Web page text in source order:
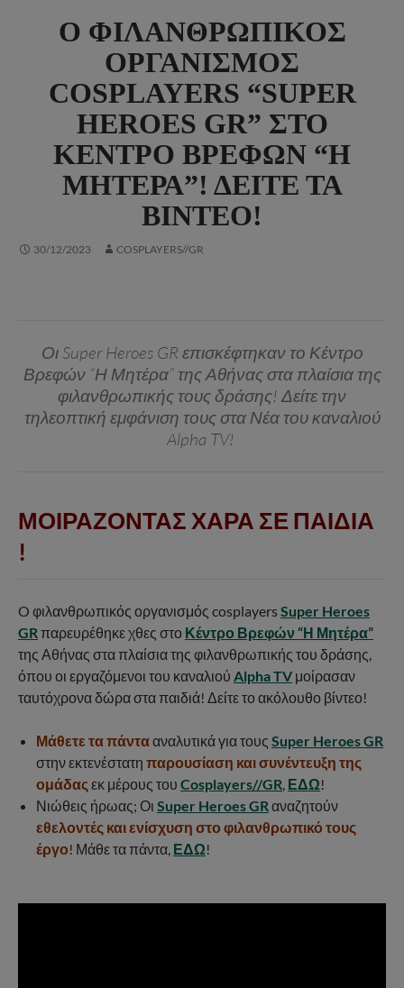
Ο ΦΙΛΑΝΘΡΩΠΙΚΌΣ
ΟΡΓΑΝΙΣΜΌΣ
COSPLAYERS “SUPER
HEROES GR” ΣΤΟ
ΚΈΝΤΡΟ ΒΡΕΦΏΝ “Η
ΜΗΤΈΡΑ”! ΔΕΊΤΕ ΤΑ
ΒΊΝΤΕΟ!
30/12/2023 COSPLAYERS//GR
Οι Super Heroes GR επισκέφτηκαν το Κέντρο
Βρεφών “Η Μητέρα” της Αθήνας στα πλαίσια της
φιλανθρωπικής τους δράσης! Δείτε την
τηλεοπτική εμφάνιση τους στα Νέα του καναλιού
Alpha TV!
ΜΟΙΡΑΖΟΝΤΑΣ ΧΑΡΑ ΣΕ ΠΑΙΔΙΑ
!
O φιλανθρωπικός οργανισμός cosplayers Super Heroes
GRπαρευρέθηκε χθες στο Κέντρο Βρεφών “Η Μητέρα”
της Αθήνας στα πλαίσια της φιλανθρωπικής του δράσης,
όπου οι εργαζόμενοι του καναλιού Alpha TV μοίρασαν
ταυτόχρονα δώρα στα παιδιά! Δείτε το ακόλουθο βίντεο!
Μάθετε τα πάντααναλυτικά για τους Super Heroes GR
στην εκτενέστατη παρουσίαση και συνέντευξη της
ομάδας εκ μέρους του Cosplayers//GR, ΕΔΩ!
Νιώθεις ήρωας; Οι Super Heroes GRαναζητούν
εθελοντές και ενίσχυση στο φιλανθρωπικό τους
έργο! Μάθε τα πάντα, ΕΔΩ!